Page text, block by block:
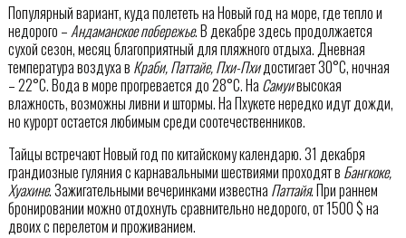
Популярный вариант, куда полететь на Новый год на море, где тепло и
недорого – Андаманское побережье. В декабре здесь продолжается
сухой сезон, месяц благоприятный для пляжного отдыха. Дневная
температура воздуха в Краби, Паттайе, Пхи-Пхидостигает 30°C, ночная
– 22°C. Вода в море прогревается до 28°C. На Самуивысокая
влажность, возможны ливни и штормы. На Пхукете нередко идут дожди,
но курорт остается любимым среди соотечественников.
Тайцы встречают Новый год по китайскому календарю. 31 декабря
грандиозные гуляния с карнавальными шествиями проходят в Бангкоке,
Хуахине. Зажигательными вечеринками известна Паттайя. При раннем
бронировании можно отдохнуть сравнительно недорого, от 1500 $ на
двоих с перелетом и проживанием.